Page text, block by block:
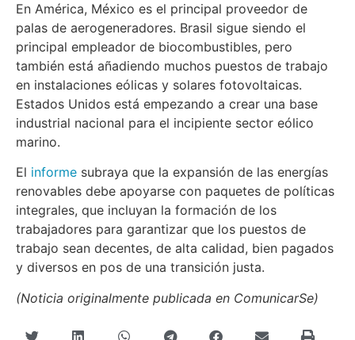
En América, México es el principal proveedor de
palas de aerogeneradores. Brasil sigue siendo el
principal empleador de biocombustibles, pero
también está añadiendo muchos puestos de trabajo
en instalaciones eólicas y solares fotovoltaicas.
Estados Unidos está empezando a crear una base
industrial nacional para el incipiente sector eólico
marino.
El informe subraya que la expansión de las energías
renovables debe apoyarse con paquetes de políticas
integrales, que incluyan la formación de los
trabajadores para garantizar que los puestos de
trabajo sean decentes, de alta calidad, bien pagados
y diversos en pos de una transición justa.
(Noticia originalmente publicada en ComunicarSe)